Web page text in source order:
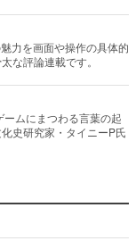
力を画面や操作の具体的
な評論連載です。
ムにまつわる言葉の起
史研究家・タイニーP氏